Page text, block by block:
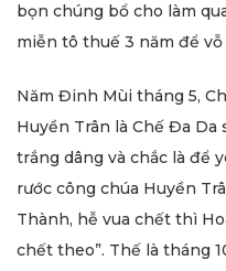
bọn chúng bổ cho làm
miễn tô thuế 3 năm để vỗ
Năm Đinh Mùi tháng 5,
Huyền Trân là Chế Đa Da
trắng dâng và chắc là để
rước công chúa Huyền
Thành, hễ vua chết thì
chết theo”. Thế là tháng